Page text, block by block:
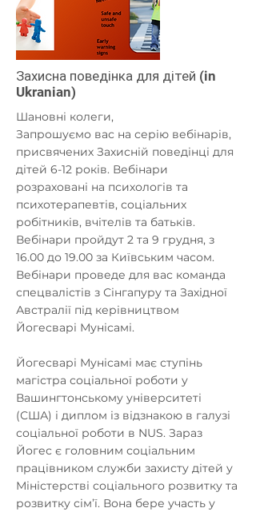
Захисна поведінка для дітей (in
Ukranian)
Шановні колеги,
Запрошуємо вас на серію вебінарів,
присвячених Захисній поведінці для
дітей 6-12 років. Вебінари
розраховані на психологів та
психотерапевтів, соціальних
робітників, вчітелів та батьків.
Вебінари пройдут 2 та 9 грудня, з
16.00 до 19.00 за Київським часом.
Вебінари проведе для вас команда
спецвалістів з Сінгапуру та Західної
Австралії під керівництвом
Йогесварі Мунісамі.
Йогесварі Мунісамі має ступінь
магістра соціальної роботи у
Вашингтонському університеті
(США) і диплом із відзнакою в галузі
соціальної роботи в NUS. Зараз
Йогес є головним соціальним
працівником служби захисту дітей у
Міністерстві соціального розвитку та
розвитку сім’ї. Вона бере участь у